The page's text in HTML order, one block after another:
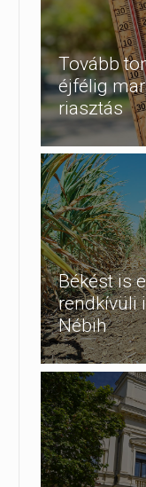
Tovább
éjfélig
riasztás
Békést is
rendkívüli
Nébih